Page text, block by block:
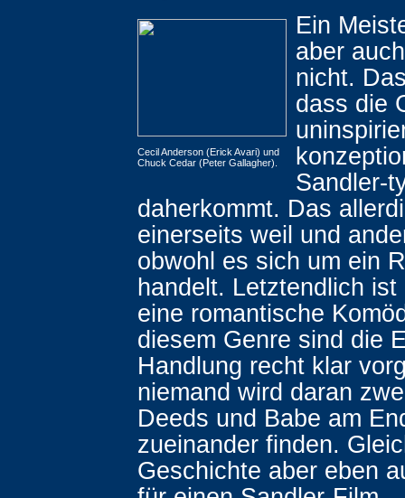
Cecil Anderson (Erick Avari) und
Chuck Cedar (Peter Gallagher).
Ein
aber
nicht.
dass die
Sandler-
daherkommt. Das
einerseits weil und
obwohl es sich um ein
handelt. Letztendlich ist
eine romantische
diesem Genre sind die
Handlung recht klar
niemand wird daran
Deeds und Babe am
zueinander finden.
Geschichte aber eben